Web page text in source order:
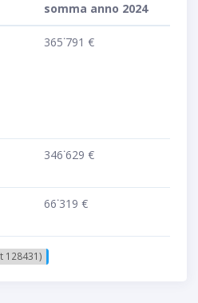
somma anno 2024
365˙791 €
346˙629 €
66˙319 €
128431)